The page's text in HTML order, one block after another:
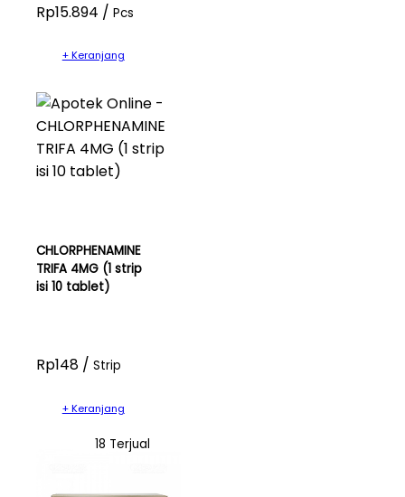
Rp15.894 / Pcs
+ Keranjang
CHLORPHENAMINE
TRIFA 4MG (1 strip
isi 10 tablet)
Rp148 / Strip
+ Keranjang
18 Terjual